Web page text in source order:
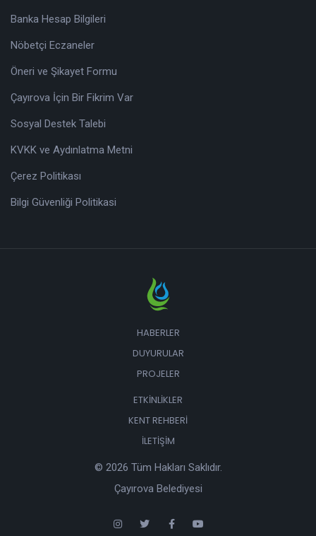
Banka Hesap Bilgileri
Nöbetçi Eczaneler
Öneri ve Şikayet Formu
Çayırova İçin Bir Fikrim Var
Sosyal Destek Talebi
KVKK ve Aydınlatma Metni
Çerez Politikası
Bilgi Güvenliği Politikasi
HABERLER
DUYURULAR
PROJELER
ETKINLIKLER
KENT REHBERI
İLETIŞIM
© 2026 Tüm Hakları Saklıdır.
Çayırova Belediyesi